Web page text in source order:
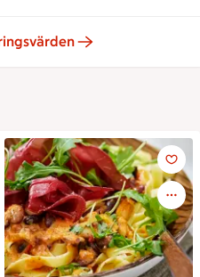
tillaga
Pasta med paprikasås och